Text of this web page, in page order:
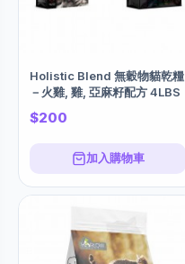
Holistic Blend 無穀物貓乾糧
－火雞, 雞, 亞麻籽配方 4LBS
$200
加入購物車